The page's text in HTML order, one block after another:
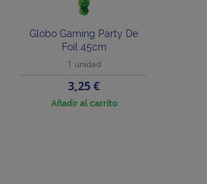
Globo Gaming Party De
Foil 45cm
1 unidad
Precio
3,25 €
Añadir al carrito